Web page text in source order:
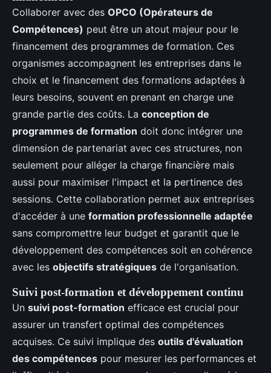
Collaborer avec des OPCO (Opérateurs de
Compétences) peut être un atout majeur pour le
financement des programmes de formation. Ces
organismes accompagnent les entreprises dans le
choix et le financement des formations adaptées à
leurs besoins, souvent en prenant en charge une
grande partie des coûts. La conception de
programmes de formation doit donc intégrer une
dimension de partenariat avec ces structures, non
seulement pour alléger la charge financière mais
aussi pour maximiser l'impact et la pertinence des
sessions. Cette collaboration permet aux entreprises
d'accéder à une formation professionnelle adaptée
sans compromettre leur budget et garantit que le
développement des compétences soit en cohérence
avec les objectifs stratégiques de l'organisation.
Suivi post-formation et développement continu
Un suivi post-formation efficace est crucial pour
assurer un transfert optimal des compétences
acquises. Ce suivi implique des outils d'évaluation
des compétences pour mesurer les performances et